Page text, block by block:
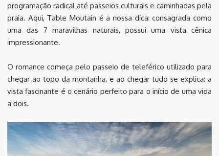
programação radical até passeios culturais e caminhadas pela
praia. Aqui, Table Moutain é a nossa dica: consagrada como
uma das 7 maravilhas naturais, possui uma vista cênica
impressionante.
O romance começa pelo passeio de teleférico utilizado para
chegar ao topo da montanha, e ao chegar tudo se explica: a
vista fascinante é o cenário perfeito para o início de uma vida
a dois.